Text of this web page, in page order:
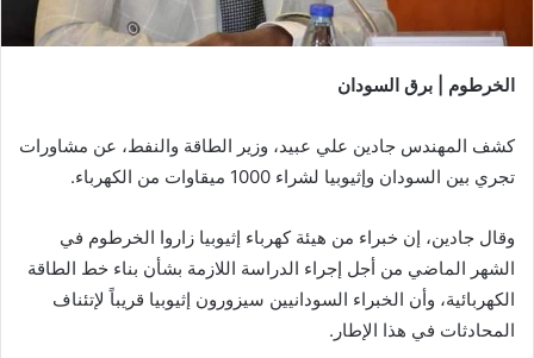
الخرطوم | برق السودان
كشف المهندس جادين علي عبيد، وزير الطاقة والنفط، عن مشاورات
تجري بين السودان وإثيوبيا لشراء 1000 ميقاوات من الكهرباء.
وقال جادين، إن خبراء من هيئة كهرباء إثيوبيا زاروا الخرطوم في
الشهر الماضي من أجل إجراء الدراسة اللازمة بشأن بناء خط الطاقة
الكهربائية، وأن الخبراء السودانيين سيزورون إثيوبيا قريباً لإتئناف
المحادثات في هذا الإطار.